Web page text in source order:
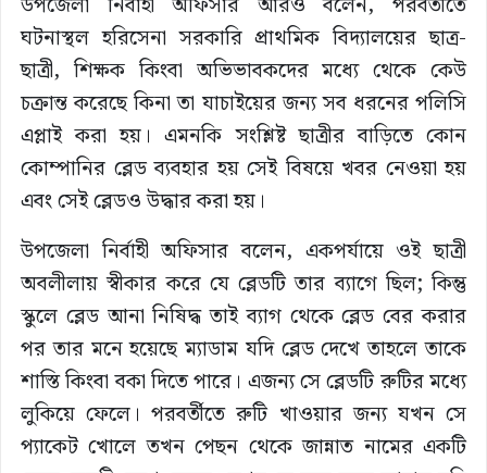
ঘটনাস্থল হরিসেনা সরকারি প্রাথমিক বিদ্যালয়ের ছাত্র-
ছাত্রী, শিক্ষক কিংবা অভিভাবকদের মধ্যে থেকে কেউ
চক্রান্ত করেছে কিনা তা যাচাইয়ের জন্য সব ধরনের পলিসি
এপ্লাই করা হয়। এমনকি সংশ্লিষ্ট ছাত্রীর বাড়িতে কোন
কোম্পানির ব্লেড ব্যবহার হয় সেই বিষয়ে খবর নেওয়া হয়
এবং সেই ব্লেডও উদ্ধার করা হয়।
উপজেলা নির্বাহী অফিসার বলেন, একপর্যায়ে ওই ছাত্রী
অবলীলায় স্বীকার করে যে ব্লেডটি তার ব্যাগে ছিল; কিন্তু
স্কুলে ব্লেড আনা নিষিদ্ধ তাই ব্যাগ থেকে ব্লেড বের করার
পর তার মনে হয়েছে ম্যাডাম যদি ব্লেড দেখে তাহলে তাকে
শাস্তি কিংবা বকা দিতে পারে। এজন্য সে ব্লেডটি রুটির মধ্যে
লুকিয়ে ফেলে। পরবর্তীতে রুটি খাওয়ার জন্য যখন সে
প্যাকেট খোলে তখন পেছন থেকে জান্নাত নামের একটি